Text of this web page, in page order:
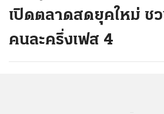
เปิดตลาดสดยุคใหม่ ช
คนละครึ่งเฟส 4